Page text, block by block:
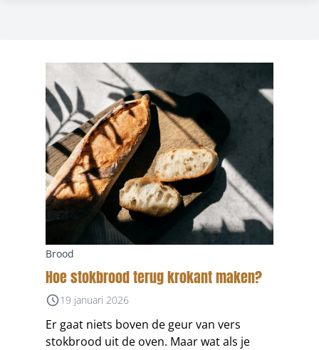
Brood
Hoe stokbrood terug krokant maken?
19 januari 2026
Er gaat niets boven de geur van vers
stokbrood uit de oven. Maar wat als je